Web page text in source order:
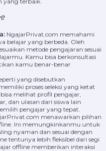
NgajarPrivat.com memahami
belajar yang berbeda. Oleh
metode pengajaran sesuai
Kamu bisa berkonsultasi
kamu benar-benar
yang disebutkan
proses seleksi yang ketat
melihat profil pengajar,
dan ulasan dari siswa lain
pengajar yang tepat.
menawarkan pilihan
Ini memungkinkanmu untuk
nyaman dan sesuai dengan
tentunya lebih fleksibel dari segi
offline memberikan interaksi